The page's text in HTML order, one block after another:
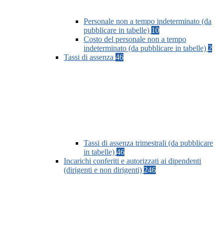
Personale non a tempo indeterminato (da
pubblicare in tabelle) 10
Costo del personale non a tempo
indeterminato (da pubblicare in tabelle) 2
Tassi di assenza 46
Tassi di assenza trimestrali (da pubblicare
in tabelle) 46
Incarichi conferiti e autorizzati ai dipendenti
(dirigenti e non dirigenti) 246